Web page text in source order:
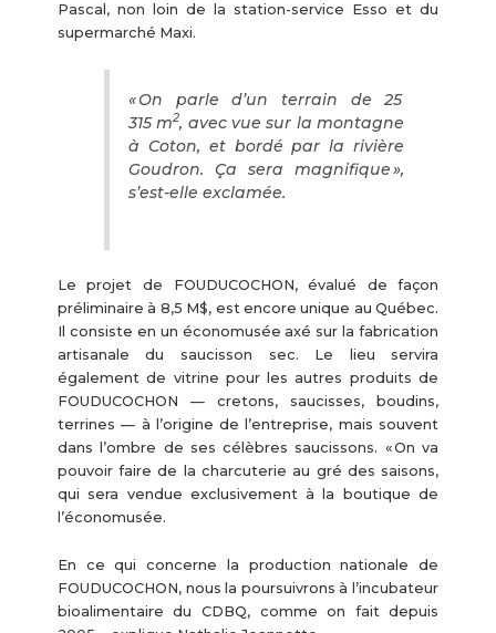
Pascal, non loin de la station-service Esso et du
supermarché Maxi.
« On parle d’un terrain de 25
315 m2, avec vue sur la montagne
à Coton, et bordé par la rivière
Goudron. Ça sera magnifique »,
s’est-elle exclamée.
Le projet de FOUDUCOCHON, évalué de façon
préliminaire à 8,5 M$, est encore unique au Québec.
Il consiste en un économusée axé sur la fabrication
artisanale du saucisson sec. Le lieu servira
également de vitrine pour les autres produits de
FOUDUCOCHON — cretons, saucisses, boudins,
terrines — à l’origine de l’entreprise, mais souvent
dans l’ombre de ses célèbres saucissons. « On va
pouvoir faire de la charcuterie au gré des saisons,
qui sera vendue exclusivement à la boutique de
l’économusée.
En ce qui concerne la production nationale de
FOUDUCOCHON, nous la poursuivrons à l’incubateur
bioalimentaire du CDBQ, comme on fait depuis